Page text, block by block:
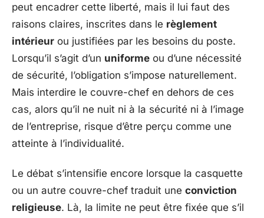
peut encadrer cette liberté, mais il lui faut des
raisons claires, inscrites dans le règlement
intérieur ou justifiées par les besoins du poste.
Lorsqu’il s’agit d’un uniforme ou d’une nécessité
de sécurité, l’obligation s’impose naturellement.
Mais interdire le couvre-chef en dehors de ces
cas, alors qu’il ne nuit ni à la sécurité ni à l’image
de l’entreprise, risque d’être perçu comme une
atteinte à l’individualité.
Le débat s’intensifie encore lorsque la casquette
ou un autre couvre-chef traduit une conviction
religieuse. Là, la limite ne peut être fixée que s’il